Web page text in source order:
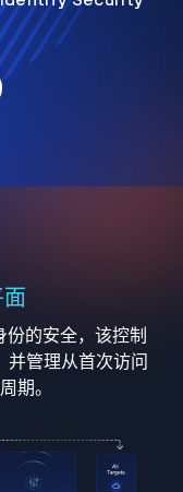
的安全，该控制
并管理从首次访问
期。